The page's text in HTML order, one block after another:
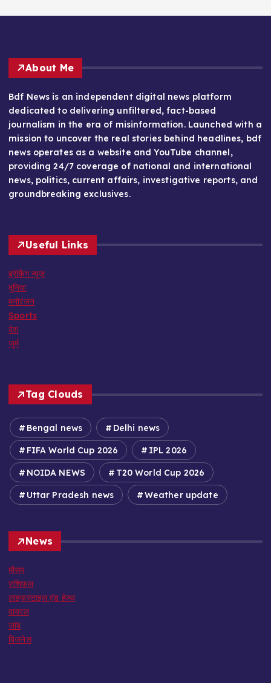
About Me
Bdf News is an independent digital news platform
dedicated to delivering unfiltered, fact-based
journalism in the era of misinformation. Launched with a
mission to uncover the real stories behind headlines, bdf
news operates as a website and YouTube channel,
providing 24/7 coverage of national and international
news, politics, current affairs, investigative reports, and
groundbreaking exclusives.
Useful Links
ब्रेकिंग न्यूज़
दुनिया
मनोरंजन
Sports
देश
जुर्म
Tag Clouds
Bengal news Delhi news
FIFA World Cup 2026 IPL 2026
NOIDA NEWS T20 World Cup 2026
Uttar Pradesh news Weather update
News
मौसम
राशिफल
लाइफस्टाइल एंड हेल्थ
वायरल
जॉब
बिजनेस